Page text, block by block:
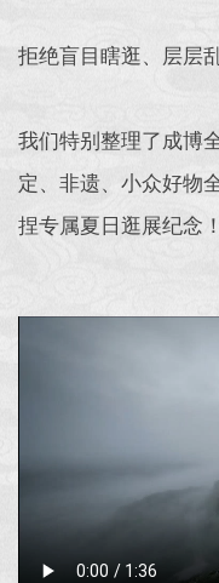
拒绝盲目瞎逛、层层
我们特别整理了成博
定、非遗、小众好物
捏专属夏日逛展纪念！